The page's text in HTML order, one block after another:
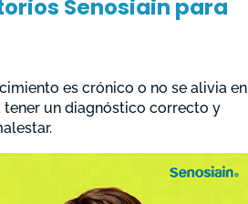
Senosiain para
es crónico o no se alivia en
un diagnóstico correcto y